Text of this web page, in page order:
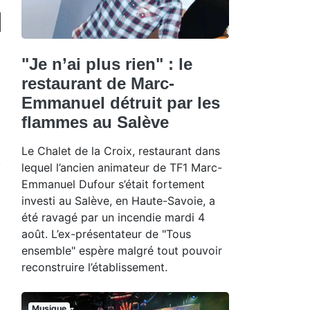
"Je n’ai plus rien" : le
restaurant de Marc-
Emmanuel détruit par les
flammes au Salève
Le Chalet de la Croix, restaurant dans
lequel l’ancien animateur de TF1 Marc-
Emmanuel Dufour s’était fortement
investi au Salève, en Haute-Savoie, a
été ravagé par un incendie mardi 4
août. L’ex-présentateur de "Tous
ensemble" espère malgré tout pouvoir
reconstruire l’établissement.